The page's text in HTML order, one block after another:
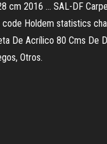
cm 2016 ... SAL-DF
Holdem statistics
De Acrílico 80 Cms De
Otros.